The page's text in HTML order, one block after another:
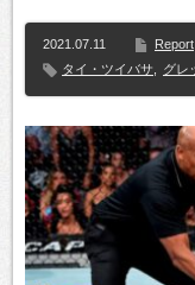
2021.07.11 Report
タイ・ツイバサ
グレ